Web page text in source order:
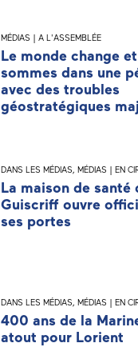
MÉDIAS | A L'ASSEMBLÉE
Le monde change
sommes dans une
avec des troubles
géostratégiques
DANS LES MÉDIAS, MÉDIAS | EN
La maison de santé
Guiscriff ouvre
ses portes
DANS LES MÉDIAS, MÉDIAS | EN
400 ans de la
atout pour Lorient